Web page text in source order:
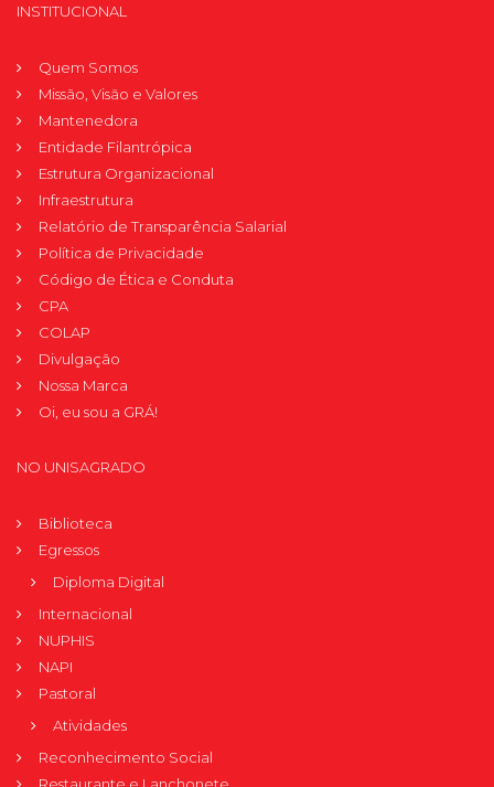
INSTITUCIONAL
Quem Somos
Missão, Visão e Valores
Mantenedora
Entidade Filantrópica
Estrutura Organizacional
Infraestrutura
Relatório de Transparência Salarial
Política de Privacidade
Código de Ética e Conduta
CPA
COLAP
Divulgação
Nossa Marca
Oi, eu sou a GRÁ!
NO UNISAGRADO
Biblioteca
Egressos
Diploma Digital
Internacional
NUPHIS
NAPI
Pastoral
Atividades
Reconhecimento Social
Restaurante e Lanchonete